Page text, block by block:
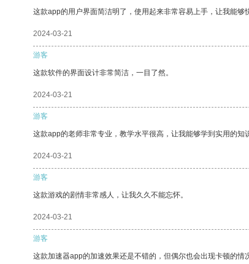
这款app的用户界面简洁明了，使用起来非常容易上手，让我能够
2024-03-21
游客
这款软件的界面设计非常简洁，一目了然。
2024-03-21
游客
这款app的老师非常专业，教学水平很高，让我能够学到实用的知
2024-03-21
游客
这款游戏的剧情非常感人，让我久久不能忘怀。
2024-03-21
游客
这款加速器app的加速效果还是不错的，但偶尔也会出现卡顿的情